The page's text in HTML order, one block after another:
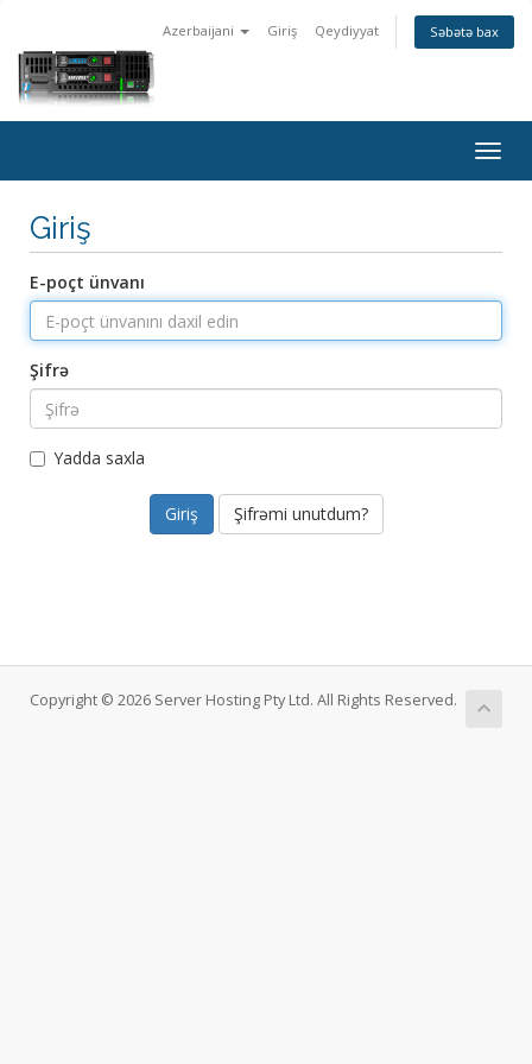
Azerbaijani Giriş Qeydiyyat Səbətə bax
Giriş
E-poçt ünvanı
Şifrə
Yadda saxla
Şifrəmi unutdum?
Copyright © 2026 Server Hosting Pty Ltd. All Rights Reserved.